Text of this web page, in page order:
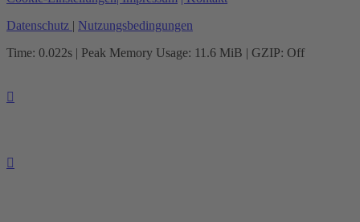
Datenschutz
Nutzungsbedingungen
Time: 0.022s | Peak Memory Usage: 11.6 MiB | GZIP: Off